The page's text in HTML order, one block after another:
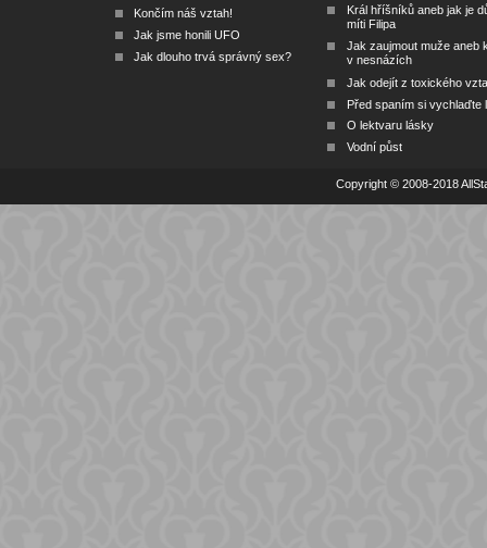
Končím náš vztah!
Jak jsme honili UFO
Jak dlouho trvá správný sex?
Král hříšníků aneb jak je
míti Filipa
Jak zaujmout muže aneb
v nesnázích
Jak odejít z toxického
Před spaním si vychlaďte
O lektvaru lásky
Vodní půst
Copyright © 2008-2018